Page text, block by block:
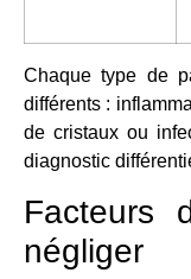
Chaque type de
différents :
de cristaux ou
diagnostic
Facteurs
négliger